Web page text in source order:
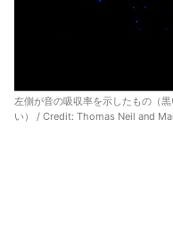
左側が音の吸収率を示したもの（
い） / Credit: Thomas Neil and